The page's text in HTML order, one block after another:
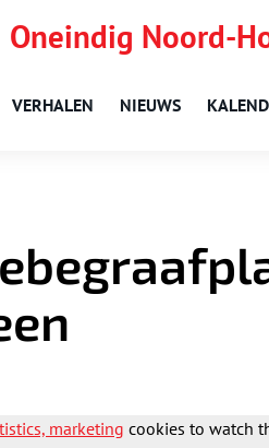
Oneindig Noord-
VERHALEN NIEUWS
marketing cookies to watch